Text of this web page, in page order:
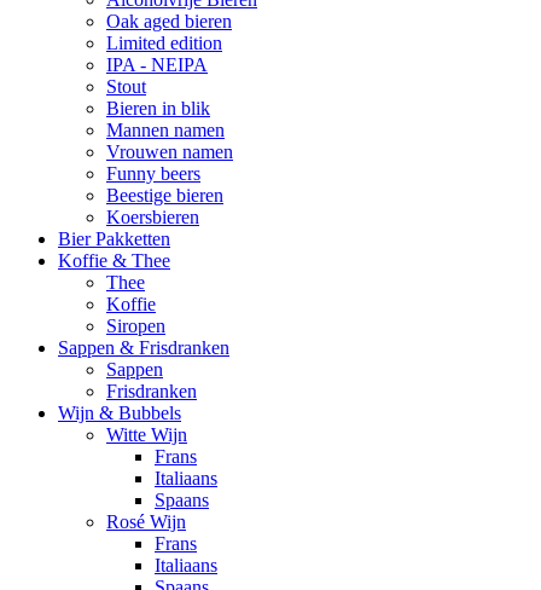
Oak aged bieren
Limited edition
IPA - NEIPA
Stout
Bieren in blik
Mannen namen
Vrouwen namen
Funny beers
Beestige bieren
Koersbieren
Bier Pakketten
Koffie & Thee
Thee
Koffie
Siropen
Sappen & Frisdranken
Sappen
Frisdranken
Wijn & Bubbels
Witte Wijn
Frans
Italiaans
Spaans
Rosé Wijn
Frans
Italiaans